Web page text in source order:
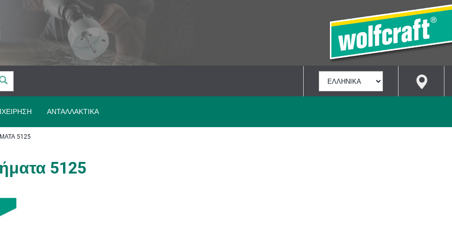
ΓΛΏΣΣΑΣ
ΑΝΤΑΛΛΑΚΤΙΚΆ
5125
5125